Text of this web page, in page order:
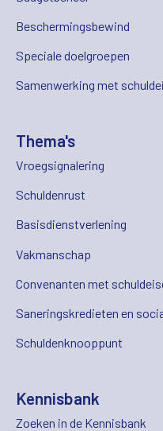
Beschermingsbewind
Speciale doelgroepen
Samenwerking met
Thema's
Vroegsignalering
Schuldenrust
Basisdienstverlening
Vakmanschap
Convenanten met
Saneringskredieten en
Schuldenknooppunt
Kennisbank
Zoeken in de Kennisbank